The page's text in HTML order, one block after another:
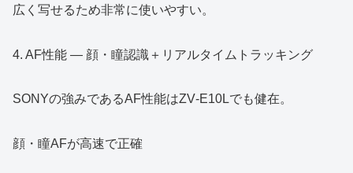
広く写せるため非常に使いやすい。
4. AF性能 ― 顔・瞳認識＋リアルタイムトラッキング
SONYの強みであるAF性能はZV‑E10Lでも健在。
顔・瞳AFが高速で正確